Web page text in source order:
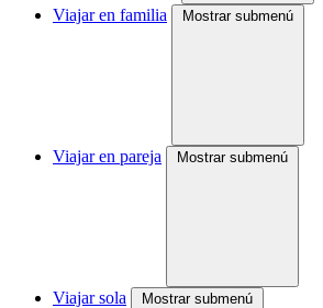
Viajar en familia Mostrar submenú
Viajar en pareja Mostrar submenú
Viajar sola Mostrar submenú